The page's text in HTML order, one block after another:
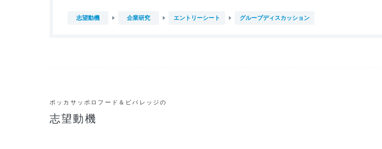
志望動機 企業研究 エントリーシート グループディスカッション
ポッカサッポロフード＆ビバレッジの
志望動機